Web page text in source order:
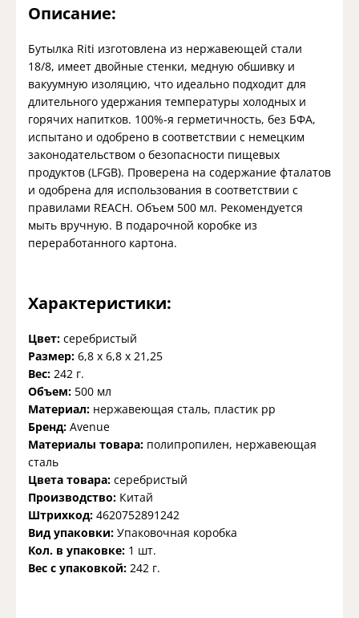
Описание:
Бутылка Riti изготовлена из нержавеющей стали
18/8, имеет двойные стенки, медную обшивку и
вакуумную изоляцию, что идеально подходит для
длительного удержания температуры холодных и
горячих напитков. 100%-я герметичность, без БФА,
испытано и одобрено в соответствии с немецким
законодательством о безопасности пищевых
продуктов (LFGB). Проверена на содержание фталатов
и одобрена для использования в соответствии с
правилами REACH. Объем 500 мл. Рекомендуется
мыть вручную. В подарочной коробке из
переработанного картона.
Характеристики:
Цвет: серебристый
Размер: 6,8 x 6,8 x 21,25
Вес: 242 г.
Объем: 500 мл
Материал: нержавеющая сталь, пластик pp
Бренд: Avenue
Материалы товара: полипропилен, нержавеющая
cталь
Цвета товара: серебристый
Производство: Китай
Штрихкод: 4620752891242
Вид упаковки: Упаковочная коробка
Кол. в упаковке: 1 шт.
Вес с упаковкой: 242 г.